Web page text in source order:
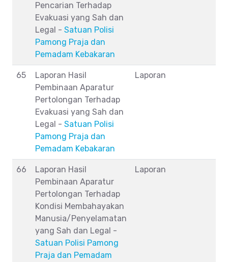
Pencarian Terhadap
Evakuasi yang Sah dan
Legal - Satuan Polisi
Pamong Praja dan
Pemadam Kebakaran
65
Laporan Hasil
Pembinaan Aparatur
Pertolongan Terhadap
Evakuasi yang Sah dan
Legal - Satuan Polisi
Pamong Praja dan
Pemadam Kebakaran
Laporan
66
Laporan Hasil
Pembinaan Aparatur
Pertolongan Terhadap
Kondisi Membahayakan
Manusia/Penyelamatan
yang Sah dan Legal -
Satuan Polisi Pamong
Praja dan Pemadam
Laporan